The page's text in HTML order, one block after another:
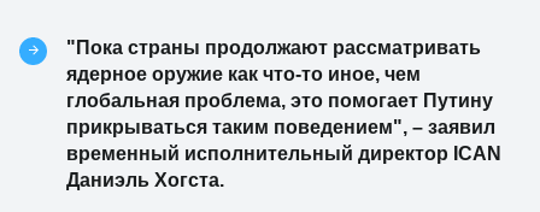
"Пока страны продолжают рассматривать
ядерное оружие как что-то иное, чем
глобальная проблема, это помогает Путину
прикрываться таким поведением", – заявил
временный исполнительный директор ICAN
Даниэль Хогста.